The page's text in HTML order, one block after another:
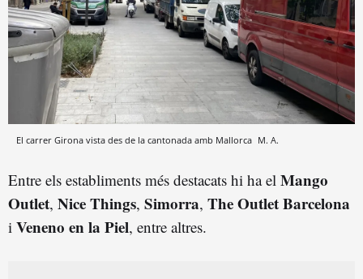
El carrer Girona vista des de la cantonada amb Mallorca M. A.
Entre els establiments més destacats hi ha el Mango
Outlet, Nice Things, Simorra, The Outlet Barcelona
i Veneno en la Piel, entre altres.